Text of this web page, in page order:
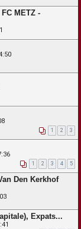
METZ -
1 2 3
1 2 3 4 5
Den Kerkhof
Expats...